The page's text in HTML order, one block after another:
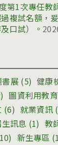
第1次專任教
複試名額，
口試）。
展(5) 健康
圖資利用教育
(6) 就業資訊
訊息 (1) 教
新生專區